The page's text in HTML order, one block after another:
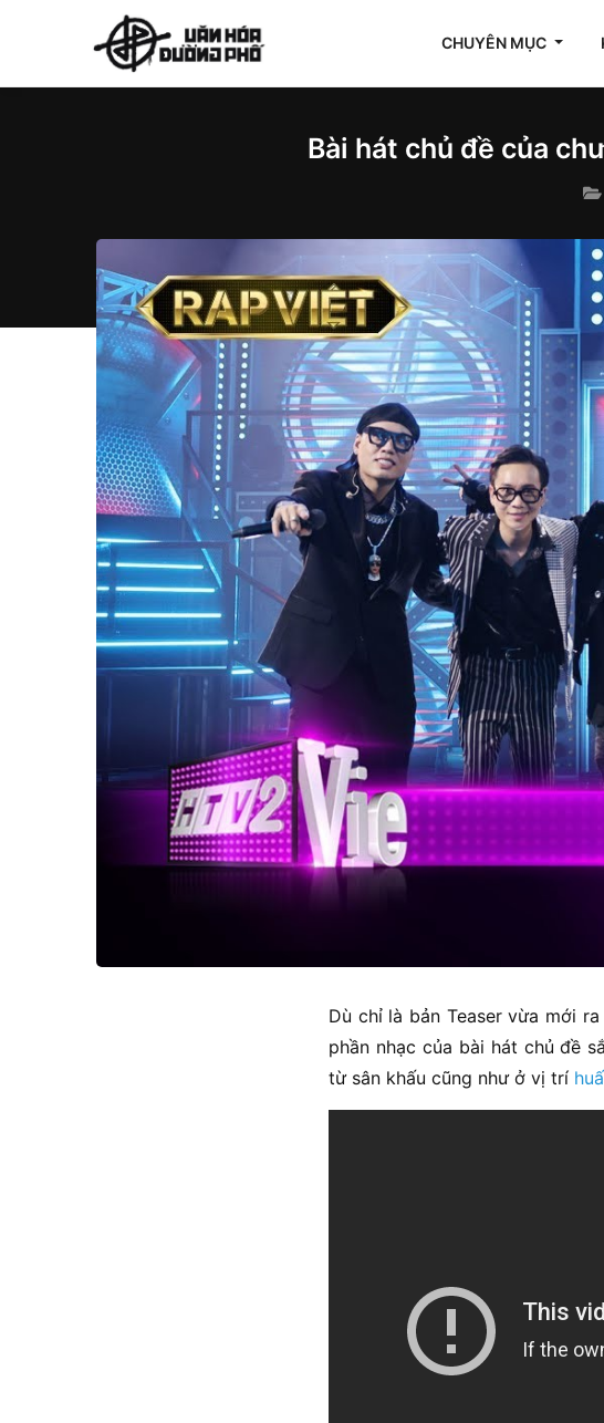
CHUYÊN MỤC
Bài hát chủ đề của
Dù chỉ là bản Teaser vừa mới
phần nhạc của bài hát chủ đề
từ sân khấu cũng như ở vị trí